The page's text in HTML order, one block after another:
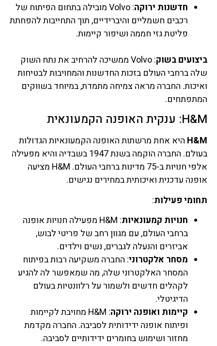
חדשנות ירוקה
: Volvo מובילה בתחום הפיתוח של
רכבים חשמליים והיברידיים, תוך התחייבות להפחתת
פליטת גזי חממה ושיפור קיימות.
ביצועים בשוק
: Volvo ממשיכה להרחיב את נתח השוק
שלה ברחבי העולם בזכות החדשנות והמחויבות לבטיחות
ואיכות. החברה מראה צמיחה מתמדת, במיוחד בשווקים
המתפתחים.
H&M: ענקית האופנה הקמעונאית
H&M היא אחת מרשתות האופנה הקמעונאיות הגדולות
בעולם. החברה הוקמה בשנת 1947 בשבדיה והיא מפעילה
אלפי חנויות ב-75 מדינות ברחבי העולם. H&M מציעה
אופנה עדכנית ואיכותית במחירים נגישים.
תחומי פעילות:
חנויות קמעונאיות
: H&M מפעילה חנויות אופנה
ברחבי העולם, עם מגוון רחב של פריטי לבוש,
אביזרים והנעלה לגברים, נשים וילדים.
מסחר אלקטרוני: החברה משקיעה רבות בפיתוח
המסחר האלקטרוני שלה, מה שמאפשר לה להגיע
לקהלים חדשים ולשמור על רלוונטיות בעולם
הדיגיטלי.
קיימות ואופנה ירוקה
: H&M מחויבת לקיימות
ופיתוח אופנה ידידותית לסביבה. החברה מקדמת
מחזור ושימוש בחומרים ידידותיים לסביבה.